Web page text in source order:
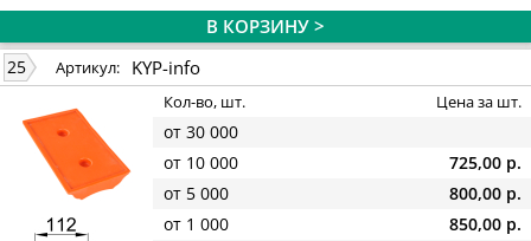
В КОРЗИНУ >
25 Артикул: KYP-info
Кол-во, шт. Цена за шт.
от 30 000
от 10 000
725,00 р.
от 5 000
800,00 р.
от 1 000
850,00 р.